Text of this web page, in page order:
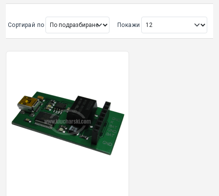
ОРИГИНАЛНИ АВТОКЛЮЧОВЕ
Покажи всички
АВТОКЛЮЧАЛКИ И ЧАСТИ
ЕМУЛАТОРИ
МАСЛА, ХИМИЯ И СПРЕЙОВЕ VOULIS
Сортирай по Покажи